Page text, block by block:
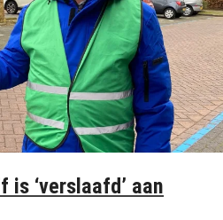
‘verslaafd’ aan